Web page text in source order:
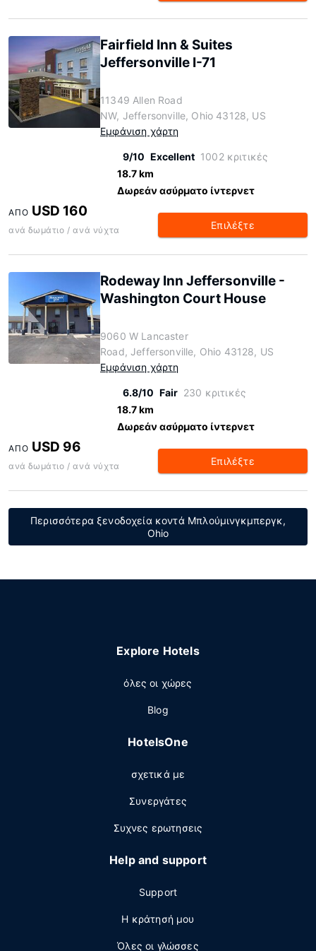
Fairfield Inn & Suites
Jeffersonville I-71
11349 Allen Road
NW, Jeffersonville, Ohio 43128, US
Εμφάνιση χάρτη
9/10 Excellent 1002 κριτικές
18.7 km
Δωρεάν ασύρματο ίντερνετ
ΑΠΌ USD 160
ανά δωμάτιο / ανά νύχτα Επιλέξτε
Rodeway Inn Jeffersonville -
Washington Court House
9060 W Lancaster
Road, Jeffersonville, Ohio 43128, US
Εμφάνιση χάρτη
6.8/10 Fair 230 κριτικές
18.7 km
Δωρεάν ασύρματο ίντερνετ
ΑΠΌ USD 96
ανά δωμάτιο / ανά νύχτα Επιλέξτε
Περισσότερα ξενοδοχεία κοντά Μπλούμινγκμπεργκ,
Ohio
Explore Hotels
όλες οι χώρες
Blog
HotelsOne
σχετικά με
Συνεργάτες
Συχνες ερωτησεις
Help and support
Support
Η κράτησή μου
Όλες οι γλώσσες